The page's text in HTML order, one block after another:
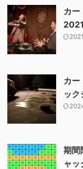
カー
カー
ック
期間
ャッ